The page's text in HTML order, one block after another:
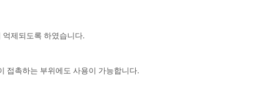
제되도록 하였습니다.
접촉하는 부위에도 사용이 가능합니다.